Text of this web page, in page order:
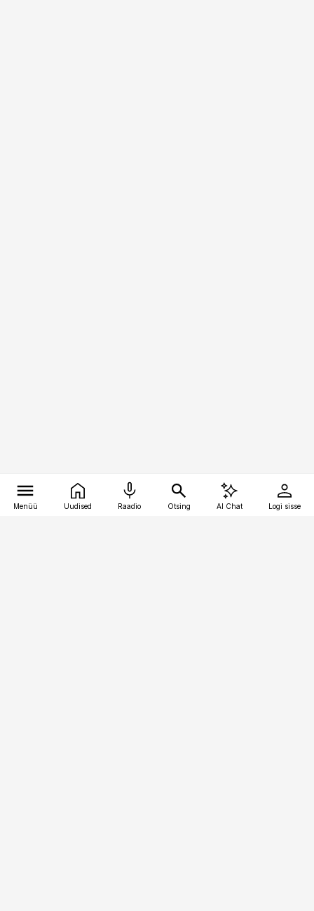
Menüü Uudised Raadio Otsing AI Chat Logi sisse